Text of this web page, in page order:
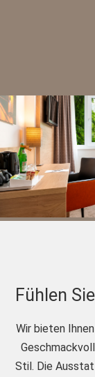
Fühlen
Wir bieten
Stil. Die